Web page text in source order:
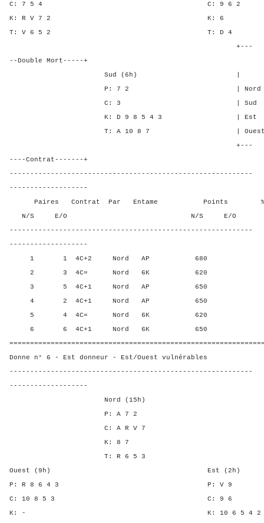
C: 7 5 4 C: 9
K: R V 7 2
T: V 6 5 2 T:
+---
--Double Mort-----+
Sud (6h) | SA P C
P: 7 2 | Nord - -
C: 3 | Sud - - -
K: D 9 8 5 4 3 | Est 3 -
T: A 10 8 7 | Ouest 3 1
+---
----Contrat-------+
-----------------------------------------------------------
-------------------
Paires Contrat Par Entame Points %
N/S E/O N/S E/O N/
-----------------------------------------------------------
-------------------
1 1 4C+2 Nord AP 680
2 3 4C= Nord 6K 620
3 5 4C+1 Nord AP 650
4 2 4C+1 Nord AP 650
5 4 4C= Nord 6K 620
6 6 4C+1 Nord 6K 650
Donne n° 6 - Est donneur - Est/Ouest vulnérables
-----------------------------------------------------------
-------------------
Nord (15h)
P: A 7 2
C: A R V 7
K: 8 7
T: R 6 5 3
Ouest (9h) Est (2h)
P: R 8 6 4 3 P:
C: 10 8 5 3 C:
K: - K: 10 6 5